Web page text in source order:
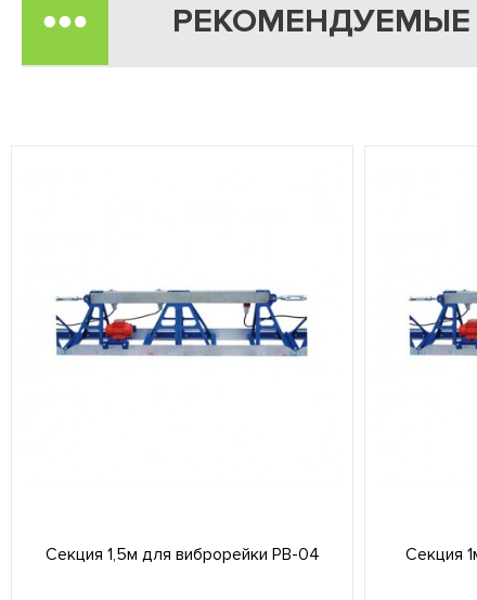
(400 мм) и длина рабочего захвата (8 м).
Секция 1,5м для виброрейки РВ-04 Секция